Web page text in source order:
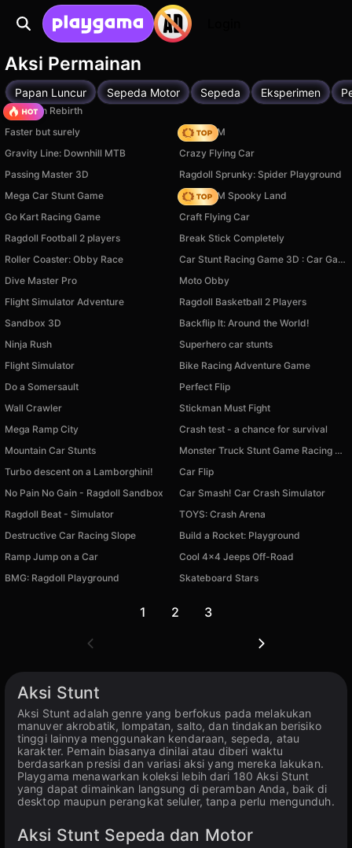
Aksi Permainan
Papan Luncur Sepeda Motor Sepeda Eksperimen
Stickman Rebirth
Faster but surely
Moto X3M
Gravity Line: Downhill MTB
Crazy Flying Car
Passing Master 3D
Ragdoll Sprunky: Spider Playground
Mega Car Stunt Game
Moto X3M Spooky Land
Go Kart Racing Game
Craft Flying Car
Ragdoll Football 2 players
Break Stick Completely
Roller Coaster: Obby Race
Car Stunt Racing Game 3D : Car Games
Dive Master Pro
Moto Obby
Flight Simulator Adventure
Ragdoll Basketball 2 Players
Sandbox 3D
Backflip It: Around the World!
Ninja Rush
Superhero car stunts
Flight Simulator
Bike Racing Adventure Game
Do a Somersault
Perfect Flip
Wall Crawler
Stickman Must Fight
Mega Ramp City
Crash test - a chance for survival
Mountain Car Stunts
Monster Truck Stunt Game Racing Games
Turbo descent on a Lamborghini!
Car Flip
No Pain No Gain - Ragdoll Sandbox
Car Smash! Car Crash Simulator
Ragdoll Beat - Simulator
TOYS: Crash Arena
Destructive Car Racing Slope
Build a Rocket: Playground
Ramp Jump on a Car
Cool 4x4 Jeeps Off-Road
BMG: Ragdoll Playground
Skateboard Stars
1 2 3
Aksi Stunt
Aksi Stunt adalah genre yang berfokus pada melakukan
manuver akrobatik, lompatan, salto, dan tindakan berisiko
tinggi lainnya menggunakan kendaraan, sepeda, atau
karakter. Pemain biasanya dinilai atau diberi waktu
berdasarkan presisi dan variasi aksi yang mereka lakukan.
Playgama menawarkan koleksi lebih dari 180 Aksi Stunt
yang dapat dimainkan langsung di peramban Anda, baik di
desktop maupun perangkat seluler, tanpa perlu mengunduh.
Aksi Stunt Sepeda dan Motor